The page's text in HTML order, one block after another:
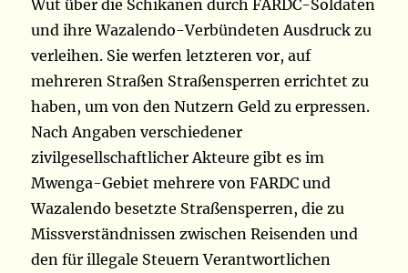
Wut über die Schikanen durch FARDC-Soldaten
und ihre Wazalendo-Verbündeten Ausdruck zu
verleihen. Sie werfen letzteren vor, auf
mehreren Straßen Straßensperren errichtet zu
haben, um von den Nutzern Geld zu erpressen.
Nach Angaben verschiedener
zivilgesellschaftlicher Akteure gibt es im
Mwenga-Gebiet mehrere von FARDC und
Wazalendo besetzte Straßensperren, die zu
Missverständnissen zwischen Reisenden und
den für illegale Steuern Verantwortlichen